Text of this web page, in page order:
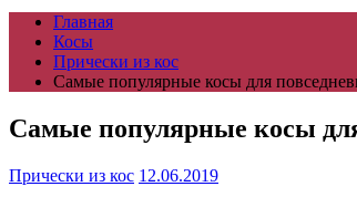
Главная
Косы
Прически из кос
Самые популярные косы для
Самые популярные косы
Прически из кос 12.06.2019